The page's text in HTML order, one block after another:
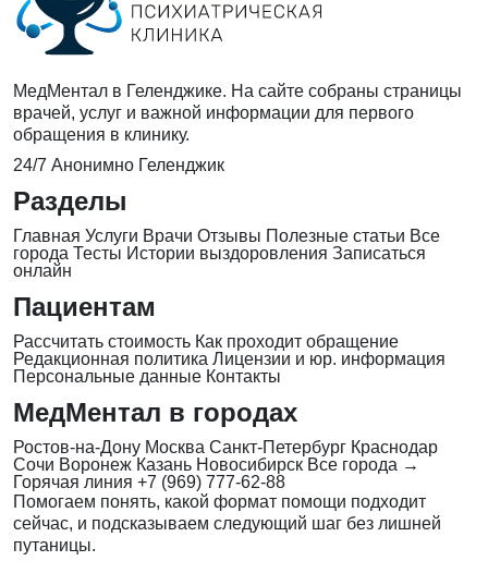
МедМентал в Геленджике. На сайте собраны страницы
врачей, услуг и важной информации для первого
обращения в клинику.
24/7 Анонимно Геленджик
Разделы
Главная Услуги Врачи Отзывы Полезные статьи Все
города Тесты Истории выздоровления Записаться
онлайн
Пациентам
Рассчитать стоимость Как проходит обращение
Редакционная политика Лицензии и юр. информация
Персональные данные Контакты
МедМентал в городах
Ростов-на-Дону Москва Санкт-Петербург Краснодар
Сочи Воронеж Казань Новосибирск Все города →
Горячая линия +7 (969) 777-62-88
Помогаем понять, какой формат помощи подходит
сейчас, и подсказываем следующий шаг без лишней
путаницы.